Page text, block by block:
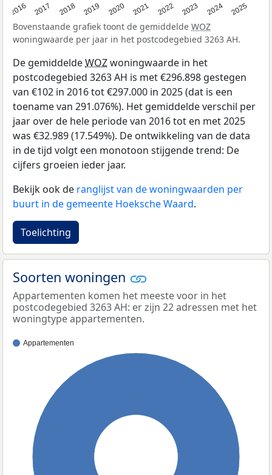
2016 2017 2018 2019 2020 2021 2022 2023 2024 2025
Bovenstaande grafiek toont de gemiddelde WOZ
woningwaarde per jaar in het postcodegebied 3263 AH.
De gemiddeldeWOZwoningwaarde in het
postcodegebied 3263 AH is met €296.898 gestegen
van €102 in 2016 tot €297.000 in 2025 (dat is een
toename van 291.076%). Het gemiddelde verschil per
jaar over de hele periode van 2016 tot en met 2025
was €32.989 (17.549%). De ontwikkeling van de data
in de tijd volgt een monotoon stijgende trend: De
cijfers groeien ieder jaar.
Bekijk ook de ranglijst van de woningwaarden per
buurt in de gemeente Hoeksche Waard.
Toelichting
Soorten woningen
Appartementen komen het meeste voor in het
postcodegebied 3263 AH: er zijn 22 adressen met het
woningtype appartementen.
Appartementen